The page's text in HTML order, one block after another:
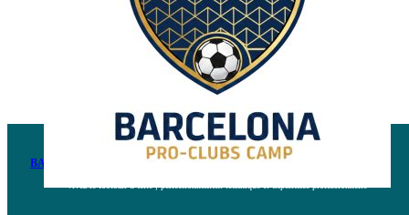
BARCELONA PRO-CLUBS EXPERIENCE